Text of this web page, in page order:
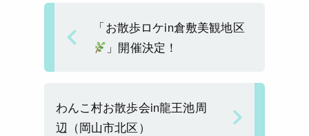
o
k
k
「お散歩ロケin倉敷美観地区
」開催決定！
わんこ村お散歩会in龍王池周
辺（岡山市北区）